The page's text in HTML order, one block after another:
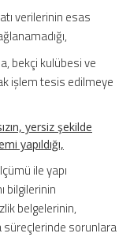
verilerinin esas
bekçi kulübesi ve
işlem tesis edilmeye
yersiz şekilde
yapıldığı,
ile yapı
bilgilerinin
belgelerinin,
süreçlerinde sorunlara